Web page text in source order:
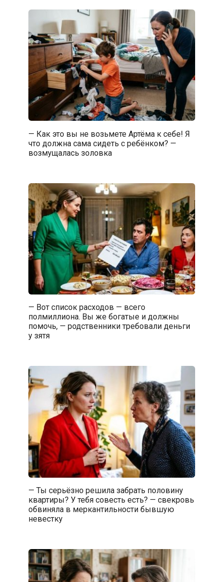
— Как это вы не возьмете Артёма к себе! Я
что должна сама сидеть с ребёнком? —
возмущалась золовка
— Вот список расходов — всего
полмиллиона. Вы же богатые и должны
помочь, — родственники требовали деньги
у зятя
— Ты серьёзно решила забрать половину
квартиры? У тебя совесть есть? — свекровь
обвиняла в меркантильности бывшую
невестку